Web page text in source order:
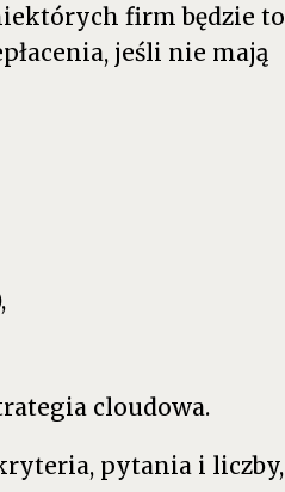
firm będzie to
jeśli nie mają
cloudowa.
pytania i liczby,